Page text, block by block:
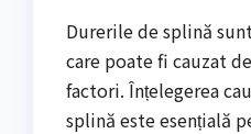
Durerile de splină
care poate fi cauzat
factori. Înțelegerea
splină este esențială